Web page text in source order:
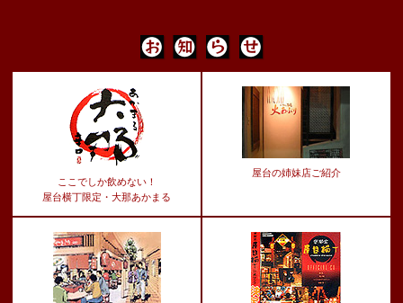
ここでしか飲めない！
屋台横丁限定・大那あかまる
屋台の姉妹店ご紹介